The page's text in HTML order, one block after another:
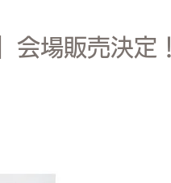
場販売決定！